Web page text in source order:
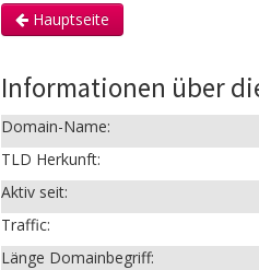
Hauptseite
Informationen über
Domain-Name:
TLD Herkunft:
Aktiv seit:
Traffic:
Länge Domainbegriff: